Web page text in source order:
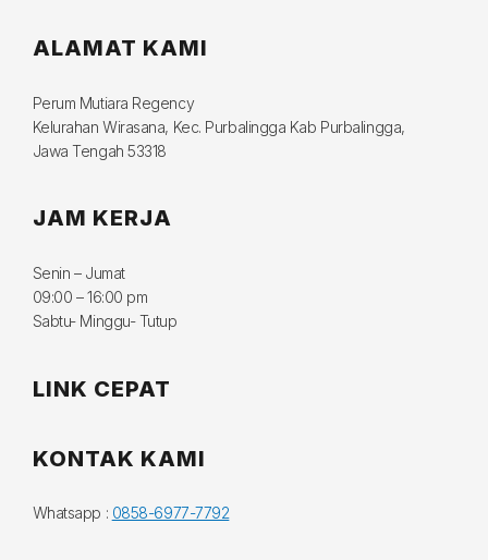
ALAMAT KAMI
Perum Mutiara Regency
Kelurahan Wirasana, Kec. Purbalingga Kab Purbalingga,
Jawa Tengah 53318
JAM KERJA
Senin – Jumat
09:00 – 16:00 pm
Sabtu- Minggu- Tutup
LINK CEPAT
KONTAK KAMI
Whatsapp : 0858-6977-7792